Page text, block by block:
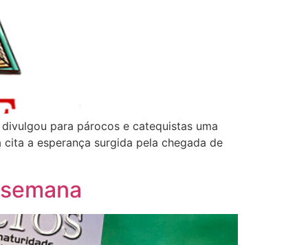
para párocos e catequistas uma
a esperança surgida pela chegada de